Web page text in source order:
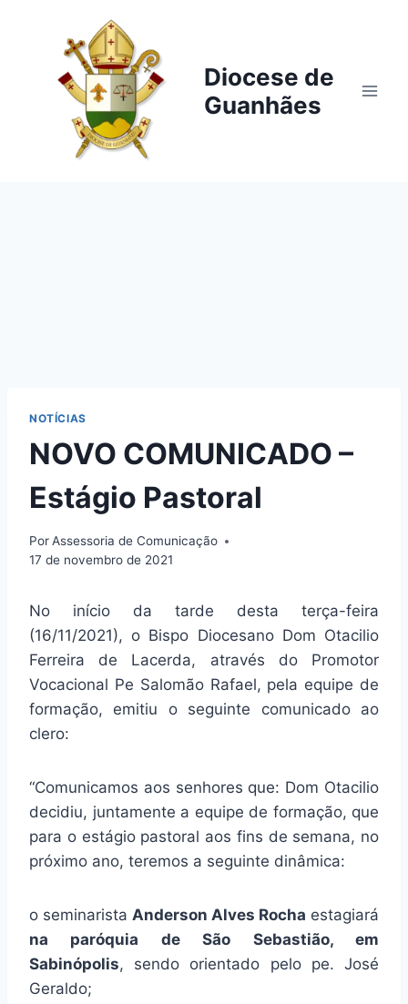
Conteúdo
Diocese de
Guanhães
NOTÍCIAS
NOVO COMUNICADO –
Estágio Pastoral
PorAssessoria de Comunicação
17 de novembro de 2021
No início da tarde desta terça-feira
(16/11/2021), o Bispo Diocesano Dom Otacilio
Ferreira de Lacerda, através do Promotor
Vocacional Pe Salomão Rafael, pela equipe de
formação, emitiu o seguinte comunicado ao
clero:
“Comunicamos aos senhores que: Dom Otacilio
decidiu, juntamente a equipe de formação, que
para o estágio pastoral aos fins de semana, no
próximo ano, teremos a seguinte dinâmica:
o seminarista Anderson Alves Rocha estagiará
na paróquia de São Sebastião, em
Sabinópolis, sendo orientado pelo pe. José
Geraldo;